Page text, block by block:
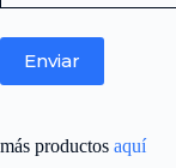
más productos aquí